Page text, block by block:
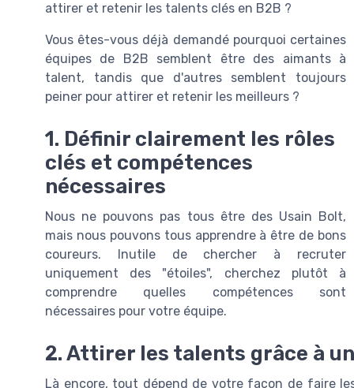
attirer et retenir les talents clés en B2B ?
Vous êtes-vous déjà demandé pourquoi certaines
équipes de B2B semblent être des aimants à
talent, tandis que d'autres semblent toujours
peiner pour attirer et retenir les meilleurs ?
1. Définir clairement les rôles
clés et compétences
nécessaires
Nous ne pouvons pas tous être des Usain Bolt,
mais nous pouvons tous apprendre à être de bons
coureurs. Inutile de chercher à recruter
uniquement des "étoiles", cherchez plutôt à
comprendre quelles compétences sont
nécessaires pour votre équipe.
2. Attirer les talents grâce à
Là encore, tout dépend de votre façon de faire